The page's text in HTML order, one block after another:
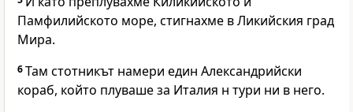
Памфилийското море, стигнахме в Ликийския град
Мира.
6Там стотникът намери един Александрийски
кораб, който плуваше за Италия н тури ни в него.